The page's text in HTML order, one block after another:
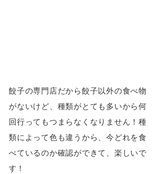
餃子の専門店だから餃子以外の食べ物
がないけど、種類がとても多いから何
回行ってもつまらなくなりません！種
類によって色も違うから、今どれを食
べているのか確認ができて、楽しいで
す！